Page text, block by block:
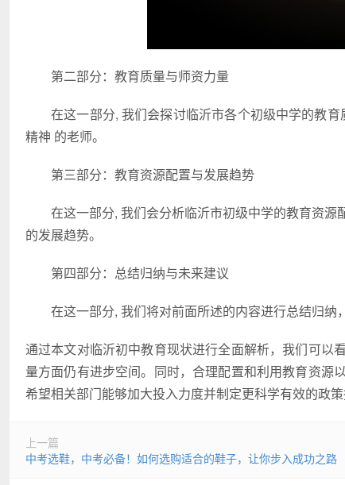
第二部分：教育质量与师资力量
在这一部分, 我们会探讨临沂市各个初级中学的教
精神 的老师。
第三部分：教育资源配置与发展趋势
在这一部分, 我们会分析临沂市初级中学的教育资
的发展趋势。
第四部分：总结归纳与未来建议
在这一部分, 我们将对前面所述的内容进行总结归纳
通过本文对临沂初中教育现状进行全面解析，我们可以
量方面仍有进步空间。同时，合理配置和利用教育资源
希望相关部门能够加大投入力度并制定更科学有效的政
上一篇
中考选鞋，中考必备！如何选购适合的鞋子，让你步入成功之路